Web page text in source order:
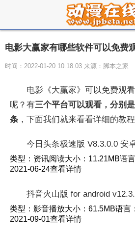
电影大赢家有哪些软件可以免费
时间：2022-01-20 10:18:03 来源：脚本之家
电影《大赢家》可以免费观
呢？有三个平台可以观看，分别
条 ，下面我们就来看看详细的教程
今日头条极速版 V8.3.0.0 安
类型：资讯阅读大小：11.21MB语
2021-06-24查看详情
抖音火山版 for android
类型：影音播放大小：61.5MB语言
2021-09-01查看详情